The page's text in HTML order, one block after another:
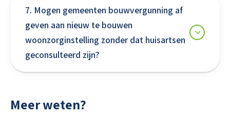
7. Mogen gemeenten bouwvergunning af
geven aan nieuw te bouwen
woonzorginstelling zonder dat huisartsen
geconsulteerd zijn?
Meer weten?